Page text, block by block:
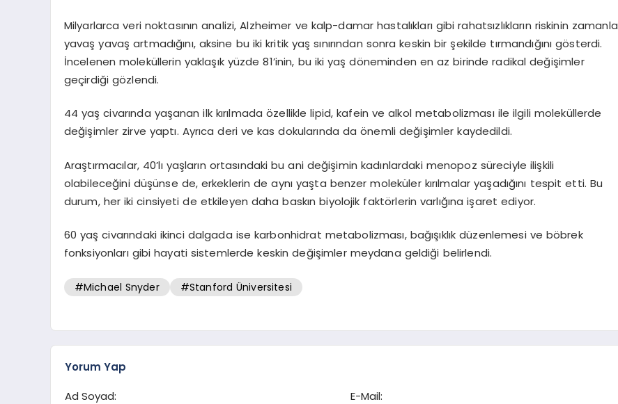
Milyarlarca veri noktasının analizi, Alzheimer ve kalp-damar hastalıkları gibi rahatsızlıkların riskinin zamanla
yavaş yavaş artmadığını, aksine bu iki kritik yaş sınırından sonra keskin bir şekilde tırmandığını gösterdi.
İncelenen moleküllerin yaklaşık yüzde 81’inin, bu iki yaş döneminden en az birinde radikal değişimler
geçirdiği gözlendi.
44 yaş civarında yaşanan ilk kırılmada özellikle lipid, kafein ve alkol metabolizması ile ilgili moleküllerde
değişimler zirve yaptı. Ayrıca deri ve kas dokularında da önemli değişimler kaydedildi.
Araştırmacılar, 40’lı yaşların ortasındaki bu ani değişimin kadınlardaki menopoz süreciyle ilişkili
olabileceğini düşünse de, erkeklerin de aynı yaşta benzer moleküler kırılmalar yaşadığını tespit etti. Bu
durum, her iki cinsiyeti de etkileyen daha baskın biyolojik faktörlerin varlığına işaret ediyor.
60 yaş civarındaki ikinci dalgada ise karbonhidrat metabolizması, bağışıklık düzenlemesi ve böbrek
fonksiyonları gibi hayati sistemlerde keskin değişimler meydana geldiği belirlendi.
#Michael Snyder #Stanford Üniversitesi
Yorum Yap
Ad Soyad:
E-Mail: